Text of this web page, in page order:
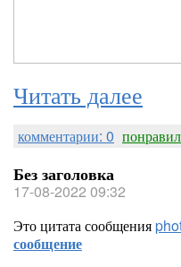
Читать далее
комментарии: 0
Без заголовка
17-08-2022 09:32
Это цитата сообщения
сообщение